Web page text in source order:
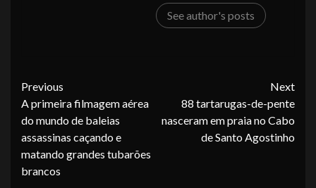
See author's posts
Continue
Reading
Previous
A primeira filmagem aérea
do mundo de baleias
assassinas caçando e
matando grandes tubarões
brancos
Next
88 tartarugas-de-pente
nasceram em praia no Cabo
de Santo Agostinho